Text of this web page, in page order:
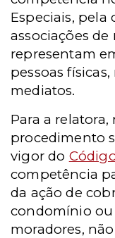
Especiais, pela
associações
representam
pessoas
mediatos.
Para a
procedimento
vigor do
competência
da ação de
condomínio ou
moradores,